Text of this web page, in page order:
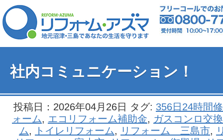
社内コミュニケーション！
投稿日：2026年04月26日 タグ: 356日24時間
ォーム, エコリフォーム補助金, ガスコンロ交換
ム, トイレリフォーム, リフォーム 三島市,